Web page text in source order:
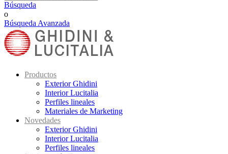
Búsqueda
o
Búsqueda Avanzada
Productos
Exterior Ghidini
Interior Lucitalia
Perfiles lineales
Materiales de Marketing
Novedades
Exterior Ghidini
Interior Lucitalia
Perfiles lineales